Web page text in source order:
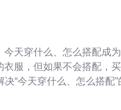
天穿什么、怎么搭配成
服，但如果不会搭配，
“今天穿什么、怎么搭配”